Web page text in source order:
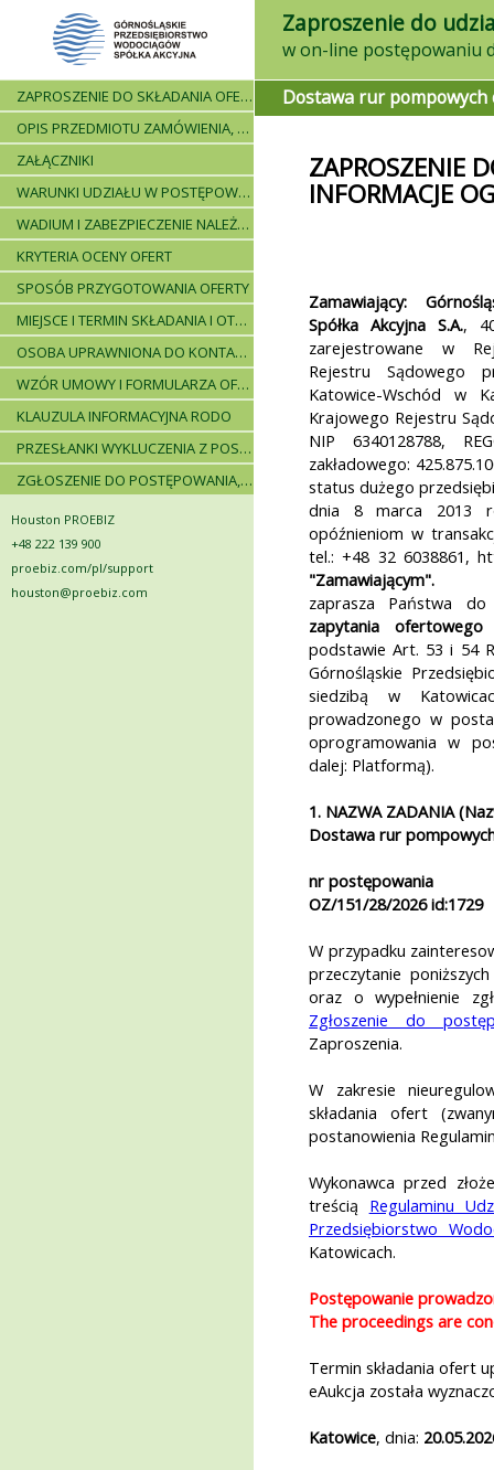
Zaproszenie do
ZAPROSZENIE DO SKŁADANIA OFERT - INFORMACJE OGÓLNE
OPIS PRZEDMIOTU ZAMÓWIENIA, WARUNKI DOSTAWY, WARUNKI PŁATNICZE
ZAŁĄCZNIKI
WARUNKI UDZIAŁU W POSTĘPOWANIU I WYKAZ WYMAGANYCH DOKUMENTÓW
WADIUM I ZABEZPIECZENIE NALEŻYTEGO WYKONANIA UMOWY
KRYTERIA OCENY OFERT
SPOSÓB PRZYGOTOWANIA OFERTY
MIEJSCE I TERMIN SKŁADANIA I OTWARCIA OFERT - PRZEBIEG POSTĘPOWANIA
OSOBA UPRAWNIONA DO KONTAKTÓW
WZÓR UMOWY I FORMULARZA OFERTOWEGO
KLAUZULA INFORMACYJNA RODO
PRZESŁANKI WYKLUCZENIA Z POSTĘPOWANIA
ZGŁOSZENIE DO POSTĘPOWANIA, ZASADY I INSTRUKCJE
Houston PROEBIZ
+48 222 139 900
proebiz.com/pl/support
houston@proebiz.com
Dostawa rur pompowych
ZAPROSZENIE
INFORMACJE
Zamawiający:
Spółka Akcyjna S.A.,
zarejestrowane w
Rejestru Sądowego
Katowice-Wschód w
Krajowego Rejestru
NIP 6340128788,
zakładowego:
status dużego
dnia 8 marca 2013
opóźnieniom w
tel.: +48 32 6038861,
"Zamawiającym".
zaprasza Państwa
zapytania ofertowego
podstawie Art. 53 i 54
Górnośląskie
siedzibą w
prowadzonego w
oprogramowania w
dalej: Platformą).
1. NAZWA ZADANIA
Dostawa rur
nr postępowania
OZ/151/28/2026 id:1729
W przypadku
przeczytanie
oraz o wypełnienie
Zgłoszenie do
Zaproszenia.
W zakresie
składania ofert
postanowienia
Wykonawca przed
treścią Regulaminu
Przedsiębiorstwo
Katowicach.
Postępowanie
The proceedings are
Termin składania ofert
eAukcja została
Katowice, dnia: